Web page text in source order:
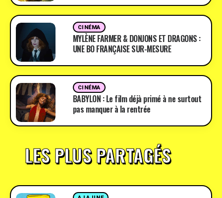
CINÉMA
MYLÈNE FARMER & DONJONS ET DRAGONS :
UNE BO FRANÇAISE SUR-MESURE
CINÉMA
BABYLON : Le film déjà primé à ne surtout
pas manquer à la rentrée
LES PLUS PARTAGÉS